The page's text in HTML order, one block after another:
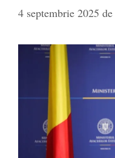
4 septembrie 2025 de